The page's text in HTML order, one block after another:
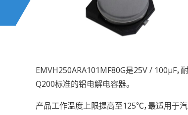
EMVH250ARA101MF80G是25V / 100µF，
Q200标准的铝电解电容器。
产品工作温度上限提高至125℃，最适用于汽